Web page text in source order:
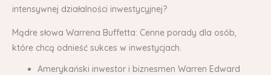
intensywnej działalności inwestycyjnej?
Mądre słowa Warrena Buffetta: Cenne porady dla osób,
które chcą odnieść sukces w inwestycjach.
Amerykański inwestor i biznesmen Warren Edward